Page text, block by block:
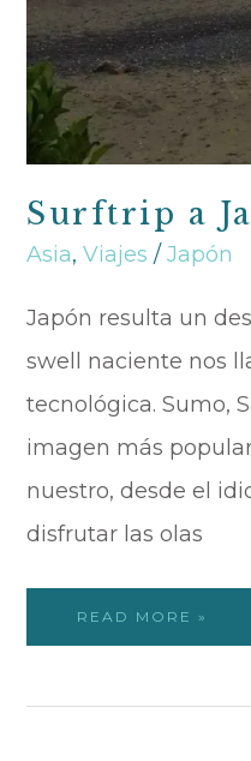
Surftrip a
Asia, Viajes / Japón
Japón resulta un
swell naciente nos
tecnológica. Sumo,
imagen más
nuestro, desde el
disfrutar las olas
READ MORE »